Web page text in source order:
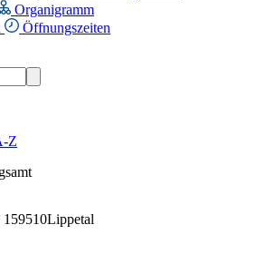
Organigramm
Öffnungszeiten
Z
59510Lippetal